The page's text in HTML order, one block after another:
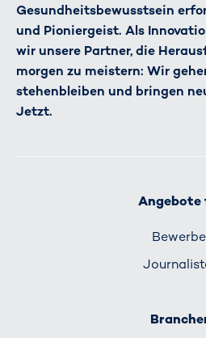
Gesundheitsbewusstsein
und Pioniergeist. Als
wir unsere Partner, die
morgen zu meistern: Wir
stehenbleiben und bringen
Jetzt.
Angebote